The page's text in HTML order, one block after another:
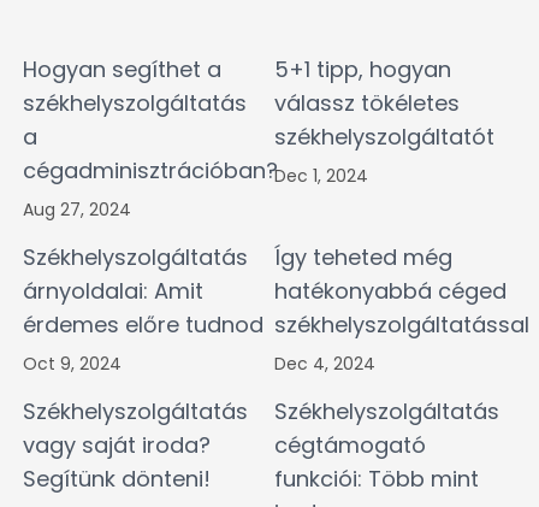
Hogyan segíthet a
székhelyszolgáltatás
a
cégadminisztrációban?
Aug 27, 2024
5+1 tipp, hogyan
válassz tökéletes
székhelyszolgáltatót
Dec 1, 2024
Székhelyszolgáltatás
árnyoldalai: Amit
érdemes előre tudnod
Oct 9, 2024
Így teheted még
hatékonyabbá céged
székhelyszolgáltatással
Dec 4, 2024
Székhelyszolgáltatás
vagy saját iroda?
Segítünk dönteni!
Székhelyszolgáltatás
cégtámogató
funkciói: Több mint